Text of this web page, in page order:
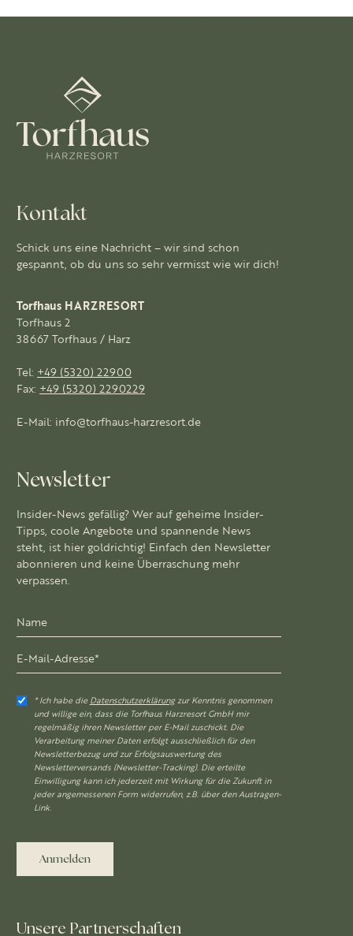
Kontakt
Schick uns eine Nachricht – wir sind schon
gespannt, ob du uns so sehr vermisst wie wir dich!
Torfhaus HARZRESORT
Torfhaus 2
38667 Torfhaus / Harz
Tel: +49 (5320) 22900
Fax: +49 (5320) 2290229
E-Mail: info@torfhaus-harzresort.de
Newsletter
Insider-News gefällig? Wer auf geheime Insider-
Tipps, coole Angebote und spannende News
steht, ist hier goldrichtig! Einfach den Newsletter
abonnieren und keine Überraschung mehr
verpassen.
* Ich habe die Datenschutzerklärungzur Kenntnis genommen
und willige ein, dass die Torfhaus Harzresort GmbH mir
regelmäßig ihren Newsletter per E-Mail zuschickt. Die
Verarbeitung meiner Daten erfolgt ausschließlich für den
Newsletterbezug und zur Erfolgsauswertung des
Newsletterversands (Newsletter-Tracking). Die erteilte
Einwilligung kann ich jederzeit mit Wirkung für die Zukunft in
jeder angemessenen Form widerrufen, z.B. über den Austragen-
Link.
Anmelden
Unsere Partnerschaften